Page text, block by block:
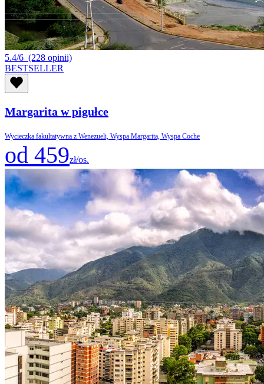
5.4/6 (228 opinii)
BESTSELLER
Margarita w pigułce
Wycieczka fakultatywna z Wenezueli, Wyspa Margarita, Wyspa Coche
od 459zł/os.